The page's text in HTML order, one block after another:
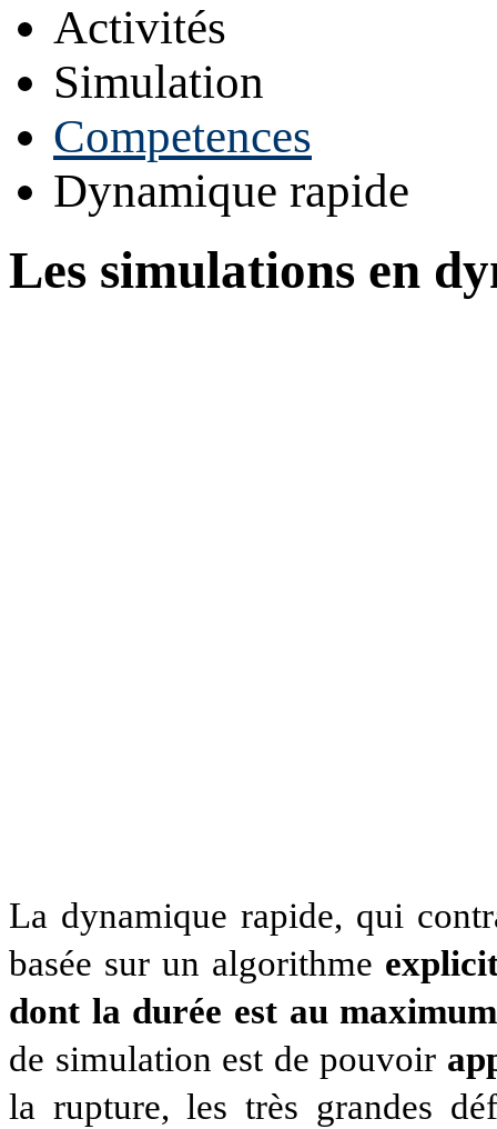
Activités
Simulation
Competences
Dynamique rapide
Les simulations en
La dynamique rapide, qui
basée sur un algorithme
dont la durée est au
de simulation est de pouvoir
la rupture, les très grandes